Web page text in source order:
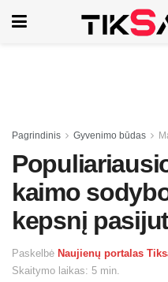
Pagrindinis Gyvenimo būdas
kaimo
kepsnį
Paskelbė Naujienų portalas
Skaitymo laikas: 5 min.